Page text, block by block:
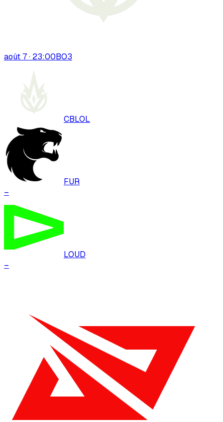
août 7 · 23:00BO3
CBLOL
FUR
–
LOUD
–